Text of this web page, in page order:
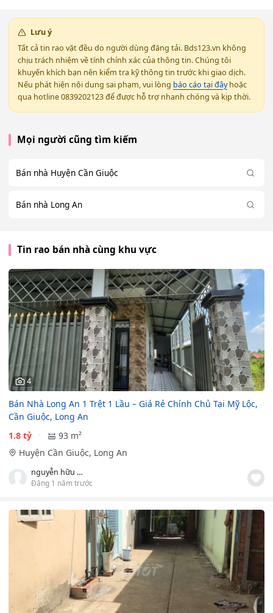
Lưu ý
Tất cả tin rao vặt đều do người dùng đăng tải. Bds123.vn không
chịu trách nhiệm về tính chính xác của thông tin. Chúng tôi
khuyến khích bạn nên kiểm tra kỹ thông tin trước khi giao dịch.
Nếu phát hiện nội dung sai phạm, vui lòng báo cáo tại đâyhoặc
qua hotline 0839202123 để được hỗ trợ nhanh chóng và kịp thời.
Mọi người cũng tìm kiếm
Bán nhà Huyện Cần Giuộc
Bán nhà Long An
Tin rao bán nhà cùng khu vực
4
Bán Nhà Long An 1 Trệt 1 Lầu – Giá Rẻ Chính Chủ Tại Mỹ Lộc,
Cần Giuộc, Long An
1.8 tỷ
93 m²
Huyện Cần Giuộc, Long An
nguyễn hữu nguyên
Đăng 1 năm trước